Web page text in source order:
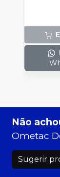
Não
Ometac
Sugerir